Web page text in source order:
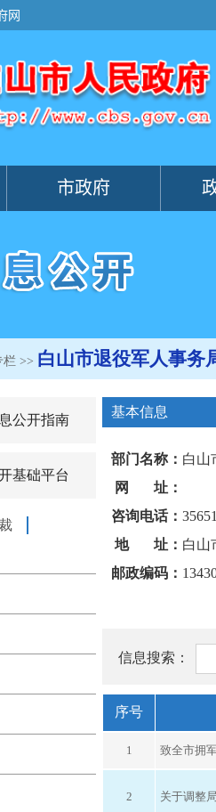
栏 >> 白山市退役军人事务
基本信息
部门名称： 白山
网 址：
咨询电话：
地 址： 白山
邮政编码：
信息搜索：
序号
1 致全市拥
2 关于调整
公开指南
基础平台